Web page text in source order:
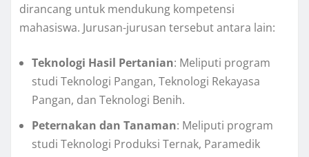
dirancang untuk mendukung kompetensi
mahasiswa. Jurusan-jurusan tersebut antara lain:
Teknologi Hasil Pertanian: Meliputi program
studi Teknologi Pangan, Teknologi Rekayasa
Pangan, dan Teknologi Benih.
Peternakan dan Tanaman: Meliputi program
studi Teknologi Produksi Ternak, Paramedik